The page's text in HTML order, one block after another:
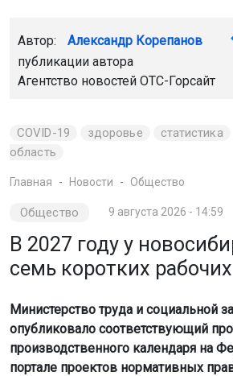
Автор: Александр Корепанов
публикации автора
Агентство новостей ОТС-Горсайт
COVID-19 здоровье статистика
область
Главная Новости Общество
Общество 9 августа 2026 - 14:59
В 2027 году у
семь коротких
Министерство труда и социальной
опубликовало соответствующий
производственного календаря на
портале проектов нормативных